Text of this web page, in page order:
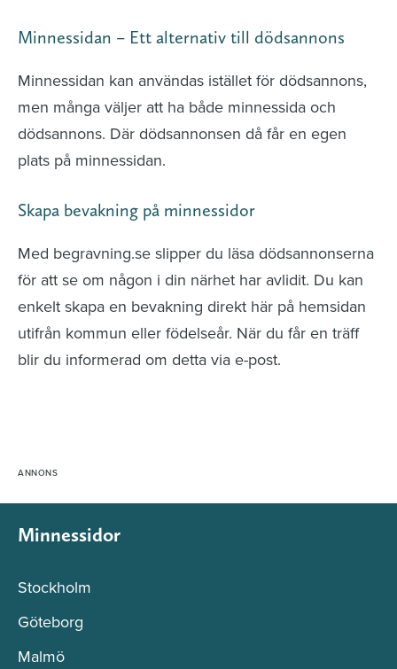
Minnessidan – Ett alternativ till dödsannons
Minnessidan kan användas istället för dödsannons,
men många väljer att ha både minnessida och
dödsannons. Där dödsannonsen då får en egen
plats på minnessidan.
Skapa bevakning på minnessidor
Med begravning.se slipper du läsa dödsannonserna
för att se om någon i din närhet har avlidit. Du kan
enkelt skapa en bevakning direkt här på hemsidan
utifrån kommun eller födelseår. När du får en träff
blir du informerad om detta via e-post.
Minnessidor
Stockholm
Göteborg
Malmö